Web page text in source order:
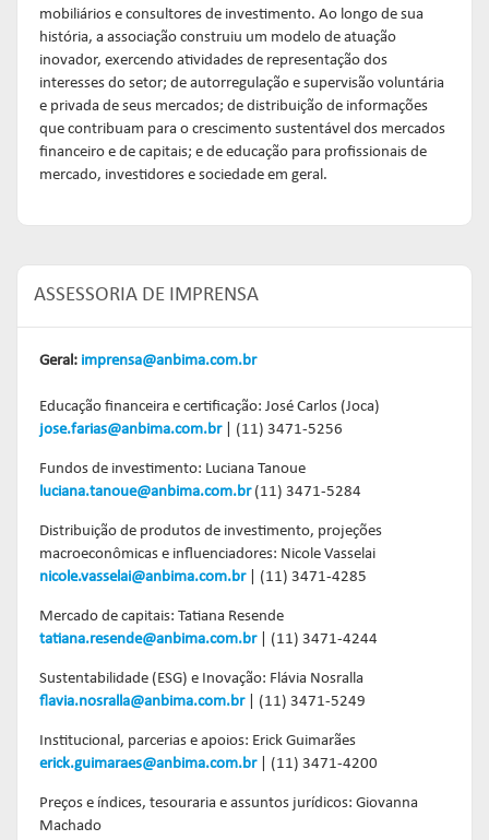
mobiliários e consultores de investimento. Ao longo de sua
história, a associação construiu um modelo de atuação
inovador, exercendo atividades de representação dos
interesses do setor; de autorregulação e supervisão voluntária
e privada de seus mercados; de distribuição de informações
que contribuam para o crescimento sustentável dos mercados
financeiro e de capitais; e de educação para profissionais de
mercado, investidores e sociedade em geral.
ASSESSORIA DE IMPRENSA
Geral: imprensa@anbima.com.br
Educação financeira e certificação: José Carlos (Joca)
jose.farias@anbima.com.br| (11) 3471-5256
Fundos de investimento: Luciana Tanoue
luciana.tanoue@anbima.com.br(11) 3471-5284
Distribuição de produtos de investimento, projeções
macroeconômicas e influenciadores: Nicole Vasselai
nicole.vasselai@anbima.com.br| (11) 3471-4285
Mercado de capitais: Tatiana Resende
tatiana.resende@anbima.com.br| (11) 3471-4244
Sustentabilidade (ESG) e Inovação: Flávia Nosralla
flavia.nosralla@anbima.com.br| (11) 3471-5249
Institucional, parcerias e apoios: Erick Guimarães
erick.guimaraes@anbima.com.br| (11) 3471-4200
Preços e índices, tesouraria e assuntos jurídicos: Giovanna
Machado